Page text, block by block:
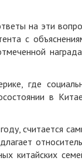
на эти
с
где
в
считается
китайских